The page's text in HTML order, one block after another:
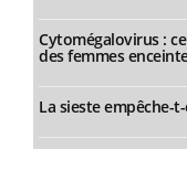
Cytomégalovirus :
des femmes
La sieste empêche-